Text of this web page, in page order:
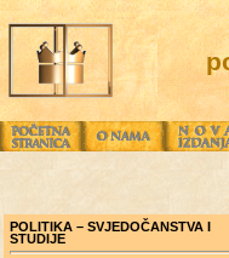
POLITIKA – SVJEDOČANSTVA I
STUDIJE